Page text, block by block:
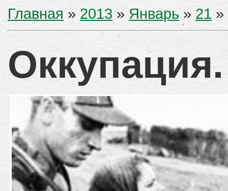
Главная » 2013 » Январь » 21 »